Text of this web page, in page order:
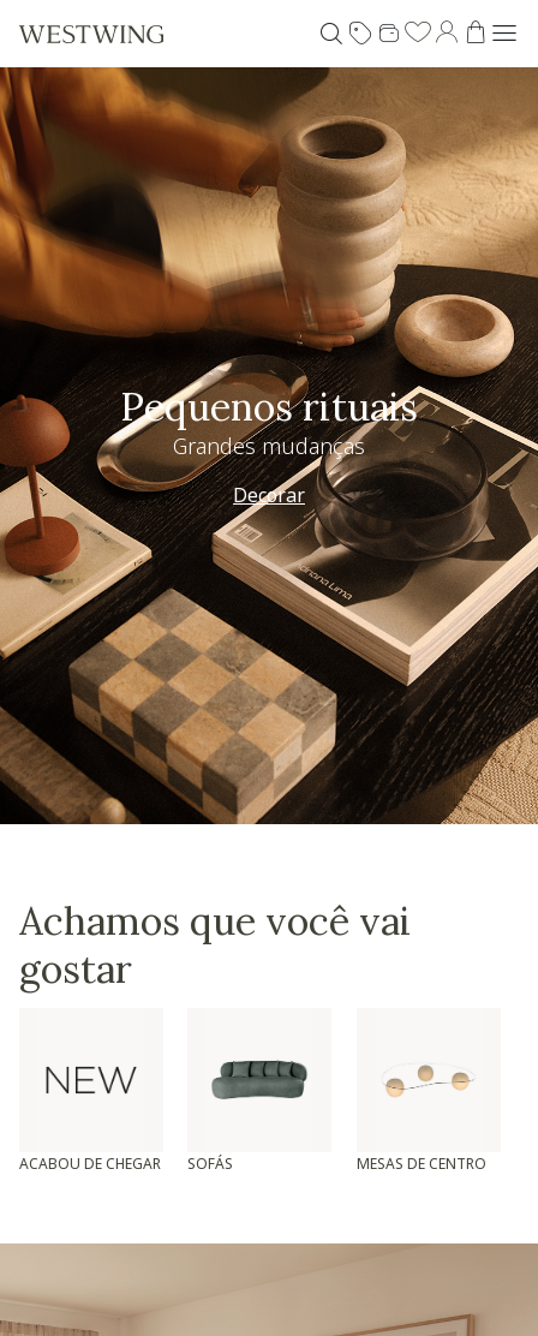
Pequenos rituais
Grandes mudanças
Decorar
Achamos que você vai
gostar
ACABOU DE CHEGAR SOFÁS MESAS DE CENTRO